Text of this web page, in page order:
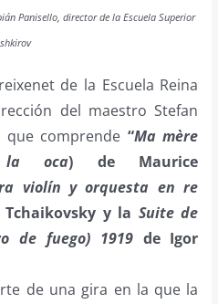
Panisello, director de la Escuela Superior
de la Escuela Reina
del maestro Stefan
comprende “Ma mère
oca) de Maurice
violín y orquesta en re
y la Suite de
de fuego) 1919de Igor
de una gira en la que la